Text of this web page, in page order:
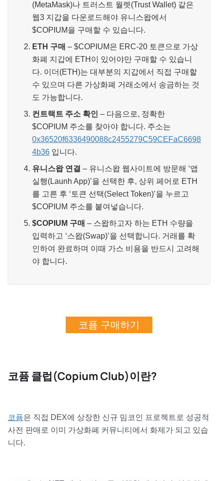
(MetaMask)나 트러스트 월렛(Trust Wallet) 같은
웹3 지갑을 다운로드해야 유니스왑에서
$COPIUM을 구매할 수 있습니다.
ETH 구매 – $COPIUM은 ERC-20 토큰으로 가상
화폐 지갑에 ETH이 있어야만 구매할 수 있습니
다. 이더(ETH)는 대부분의 지갑에서 직접 구매할
수 있으며 다른 가상화폐 거래소에서 송금하는 것
도 가능합니다.
컨트랙트 주소 확인 – 다음으로, 정확한
$COPIUM 주소를 찾아야 합니다. 주소는
0x36520f6336490088c2455279C59CEFaC6698
4b36 입니다.
유니스왑 연결 – 유니스왑 웹사이트에 방문해 ‘앱
실행(Launh App)’을 선택한 후, 상위 페어로 ETH
를 고른 후 ‘토큰 선택(Select Token)’을 누르고
$COPIUM 주소를 붙여넣습니다.
$COPIUM 구매 – 스왑하고자 하는 ETH 수량을
입력하고 ‘스왑(Swap)’을 선택합니다. 거래를 확
인하여 완료하며 이때 가스 비용을 반드시 고려해
야 합니다.
코퓸 구매하기
코퓸 클럽(Copium Club)이란?
코퓸은 직접 DEX에 상장한 신규 밈코인 프로젝트로 성공적
사전 판매로 이미 가상화폐 커뮤니티에서 화제가 되고 있습
니다.